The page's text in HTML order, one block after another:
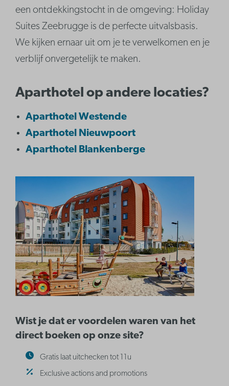
een ontdekkingstocht in de omgeving: Holiday
Suites Zeebrugge is de perfecte uitvalsbasis.
We kijken ernaar uit om je te verwelkomen en je
verblijf onvergetelijk te maken.
Aparthotel op andere locaties?
Aparthotel Westende
Aparthotel Nieuwpoort
Aparthotel Blankenberge
Wist je dat er voordelen waren van het
direct boeken op onze site?
Gratis laat uitchecken tot 11u
Exclusive actions and promotions